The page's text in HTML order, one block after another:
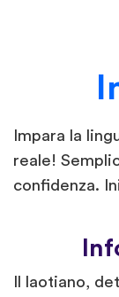
Impara la
reale!
confidenza.
Il laotiano,